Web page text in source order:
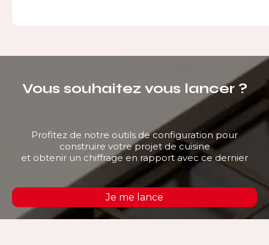
Vous souhaitez vous lancer ?
Profitez de notre outils de configuration pour
construire votre projet de cuisine
et obtenir un chiffrage en rapport avec ce dernier
Je me lance